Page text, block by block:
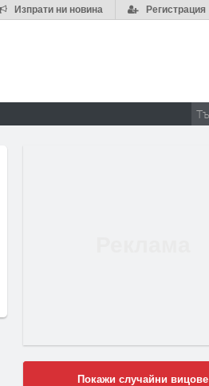
Регистрация
Изпрати ни новина
Покажи случайни вицове